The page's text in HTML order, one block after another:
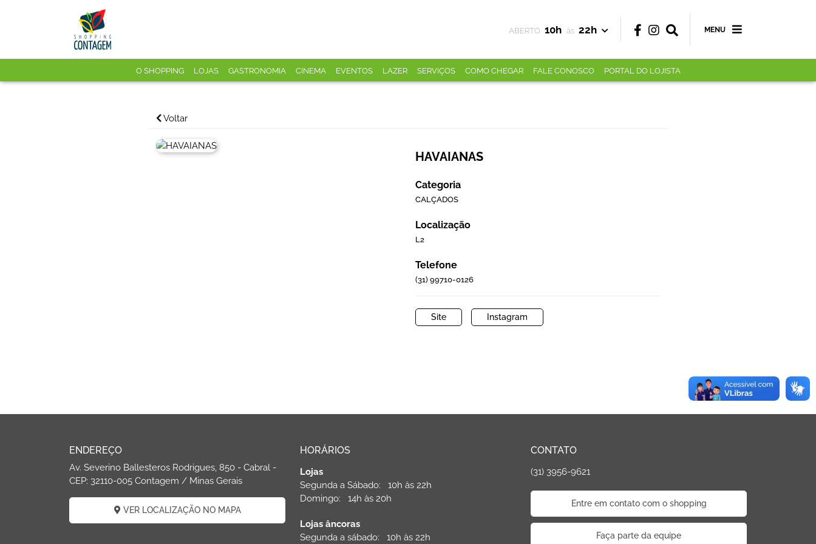
ABERTO 10h às 22h MENU
O SHOPPING LOJAS GASTRONOMIA CINEMA EVENTOS LAZER SERVIÇOS COMO CHEGAR FALE CONOSCO PORTAL DO LOJISTA
Voltar
HAVAIANAS
Categoria
CALÇADOS
Localização
L2
Telefone
(31) 99710-0126
Site Instagram
ENDEREÇO
Av. Severino Ballesteros Rodrigues, 850 - Cabral -
CEP: 32110-005 Contagem / Minas Gerais
VER LOCALIZAÇÃO NO MAPA
HORÁRIOS
Lojas
Segunda a Sábado: 10h às 22h
Domingo: 14h às 20h
Lojas âncoras
Segunda a sábado: 10h às 22h
CONTATO
(31) 3956-9621
Entre em contato com o shopping
Faça parte da equipe